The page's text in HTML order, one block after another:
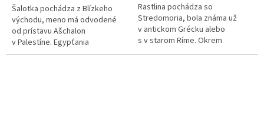
Šalotka pochádza z Blízkeho
východu, meno má odvodené
od prístavu Ašchalon
v Palestíne. Egypťania
a Peržania ju považovali za
Rastlina pochádza so
Stredomoria, bola známa už
v antickom Grécku alebo
s v starom Ríme. Okrem
gastronómie bola súčasťou aj